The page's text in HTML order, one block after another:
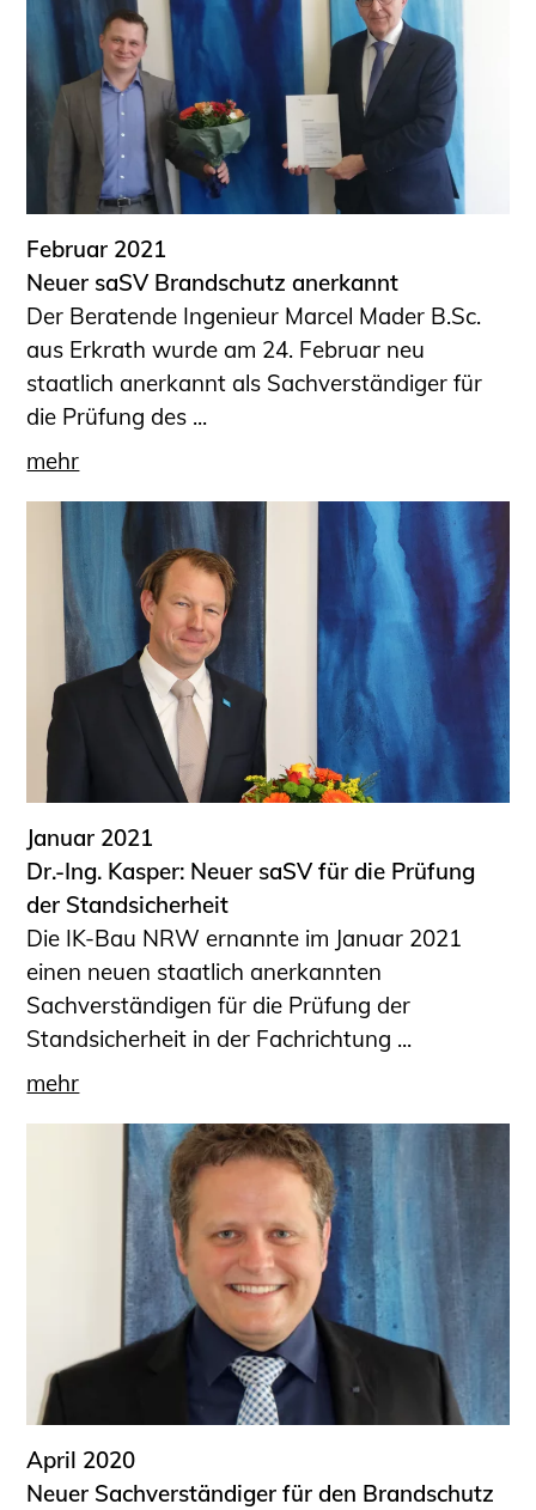
Februar 2021
Neuer saSV Brandschutz anerkannt
Der Beratende Ingenieur Marcel Mader B.Sc.
aus Erkrath wurde am 24. Februar neu
staatlich anerkannt als Sachverständiger für
die Prüfung des ...
mehr
Januar 2021
Dr.-Ing. Kasper: Neuer saSV für die Prüfung
der Standsicherheit
Die IK-Bau NRW ernannte im Januar 2021
einen neuen staatlich anerkannten
Sachverständigen für die Prüfung der
Standsicherheit in der Fachrichtung ...
mehr
April 2020
Neuer Sachverständiger für den Brandschutz